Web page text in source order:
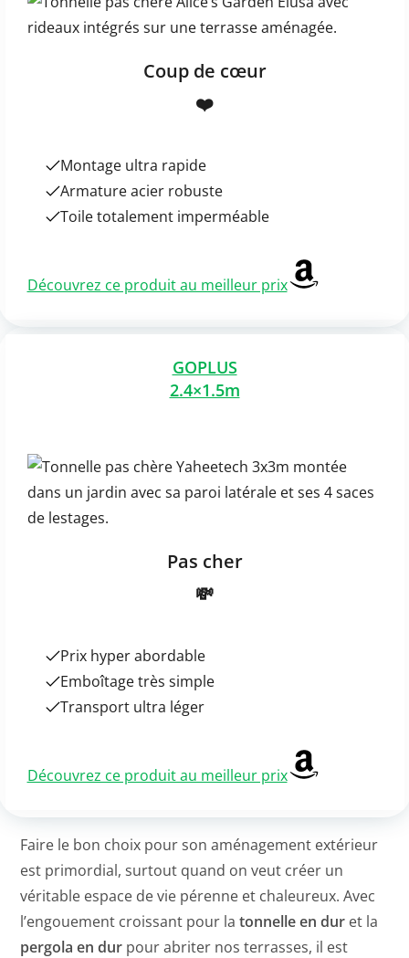
Coup de cœur
❤️
Montage ultra rapide
Armature acier robuste
Toile totalement imperméable
Découvrez ce produit au meilleur prix
GOPLUS
2.4×1.5m
Pas cher
💸
Prix hyper abordable
Emboîtage très simple
Transport ultra léger
Découvrez ce produit au meilleur prix
Faire le bon choix pour son aménagement extérieur
est primordial, surtout quand on veut créer un
véritable espace de vie pérenne et chaleureux. Avec
l’engouement croissant pour latonnelle en dur et la
pergola en dur pour abriter nos terrasses, il est